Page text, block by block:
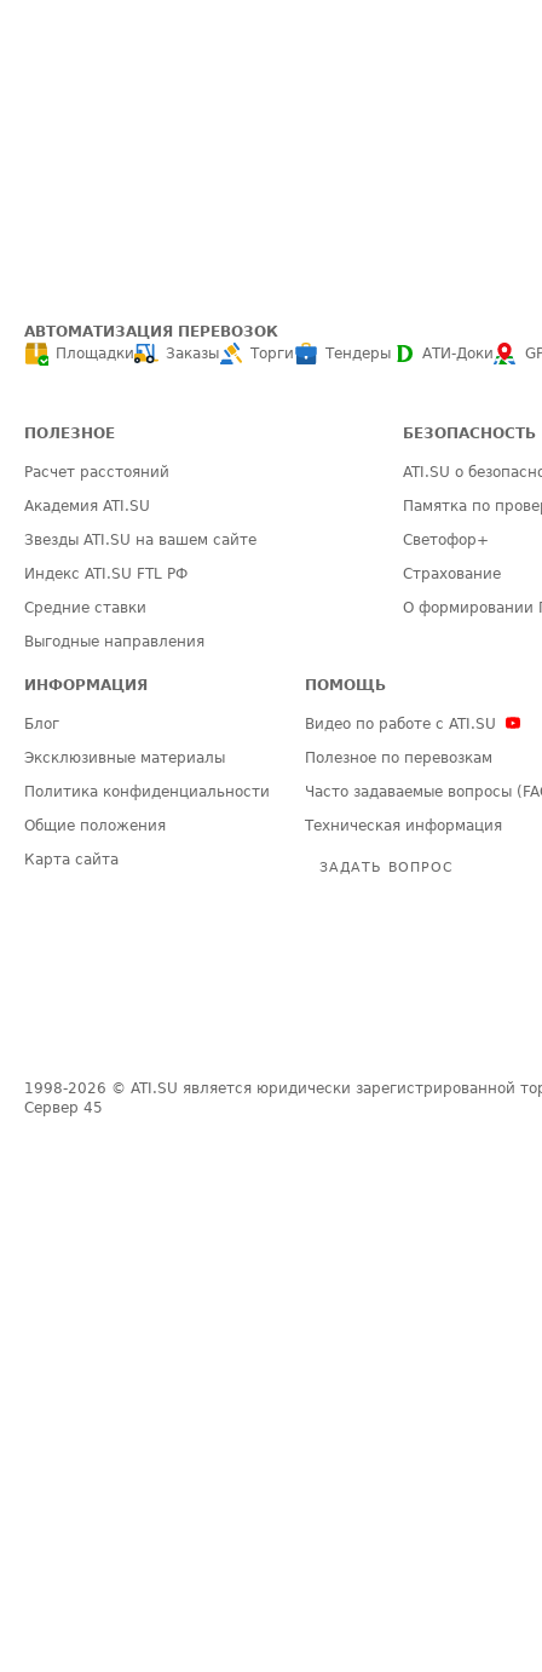
АВТОМАТИЗАЦИЯ ПЕРЕВОЗОК
Площадки
Заказы Торги Тендеры АТИ-Доки
ПОЛЕЗНОЕ
Расчет расстояний
Академия ATI.SU
Звезды ATI.SU на вашем сайте
Индекс ATI.SU FTL РФ
Средние ставки
Выгодные направления
БЕЗОПАСНОСТЬ
ATI.SU о
Памятка по
Светофор+
Страхование
О формировании
ИНФОРМАЦИЯ
Блог
Эксклюзивные материалы
Политика конфиденциальности
Общие положения
Карта сайта
ПОМОЩЬ
Видео по работе с ATI.SU
Полезное по перевозкам
Часто задаваемые вопросы
Техническая информация
ЗАДАТЬ ВОПРОС
1998-2026 © ATI.SU является юридически зарегистрированной
Сервер 45